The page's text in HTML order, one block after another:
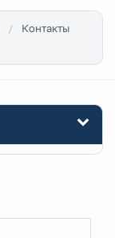
Контакты